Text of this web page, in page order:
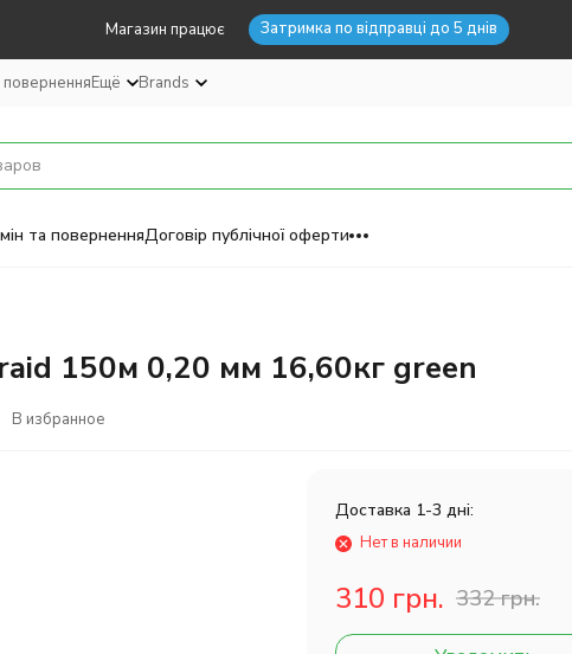
Магазин працює Затримка по відправці до 5 днів
поверненняЕщё Brands
та поверненняДоговір публічної оферти
150м 0,20 мм 16,60кг green
В избранное
Доставка 1-3 дні:
Нет в наличии
310 грн. 332 грн.